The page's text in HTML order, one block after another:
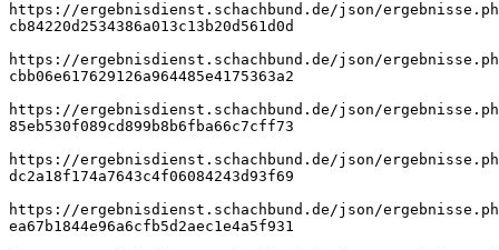
https://ergebnisdienst.schachbund.de/json/
cb84220d2534386a013c13b20d561d0d
https://ergebnisdienst.schachbund.de/json/
cbb06e617629126a964485e4175363a2
https://ergebnisdienst.schachbund.de/json/
85eb530f089cd899b8b6fba66c7cff73
https://ergebnisdienst.schachbund.de/json/
dc2a18f174a7643c4f06084243d93f69
https://ergebnisdienst.schachbund.de/json/
ea67b1844e96a6cfb5d2aec1e4a5f931